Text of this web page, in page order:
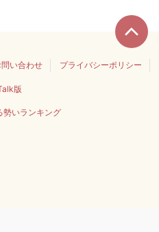
問い合わせ プライバシーポリシー
版
いランキング